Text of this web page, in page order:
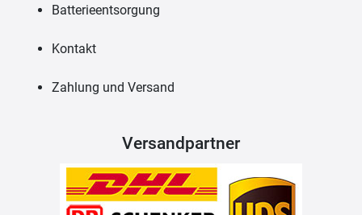
Batterieentsorgung
Kontakt
Zahlung und Versand
Versandpartner